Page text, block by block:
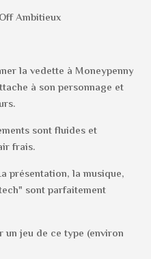
Ambitieux
la vedette à Moneypenny
à son personnage et
sont fluides et
frais.
présentation, la musique,
sont parfaitement
jeu de ce type (environ